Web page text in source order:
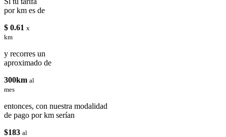
por km es de
$ 0.61 x
km
y recorres un
aproximado de
300km al
mes
entonces, con nuestra modalidad
de pago por km serían
$183 al